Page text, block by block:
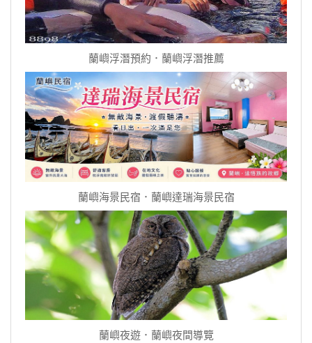
蘭嶼浮潛預約．蘭嶼浮潛推薦
蘭嶼海景民宿．蘭嶼達瑞海景民宿
蘭嶼夜遊．蘭嶼夜間導覽